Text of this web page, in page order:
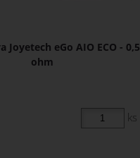
Joyetech eGo AIO ECO - 0,5
ohm
ks